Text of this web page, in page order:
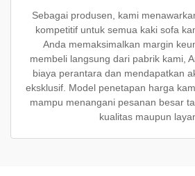
Sebagai produsen, kami
kompetitif untuk semua kaki sofa
Anda memaksimalkan margin
membeli langsung dari pabrik kami,
biaya perantara dan mendapatkan
eksklusif. Model penetapan harga
mampu menangani pesanan besar
kualitas maupun